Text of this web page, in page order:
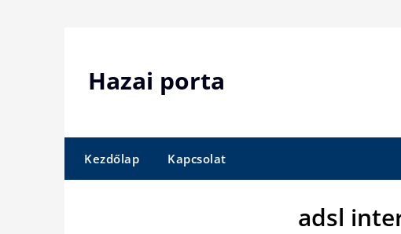
Hazai porta
Kezdőlap Kapcsolat
adsl